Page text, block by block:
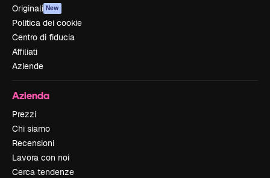
Originali New
Politica dei cookie
Centro di fiducia
Affiliati
Aziende
Azienda
Prezzi
Chi siamo
Recensioni
Lavora con noi
Cerca tendenze